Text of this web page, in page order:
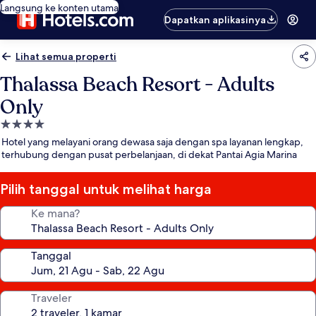
Langsung ke konten utama
Dapatkan aplikasinya
Lihat semua properti
Thalassa Beach Resort - Adults
Only
Properti
bintang
4.0
Hotel yang melayani orang dewasa saja dengan spa layanan lengkap,
terhubung dengan pusat perbelanjaan, di dekat Pantai Agia Marina
Pilih tanggal untuk melihat harga
Ke mana?
Tanggal
Traveler